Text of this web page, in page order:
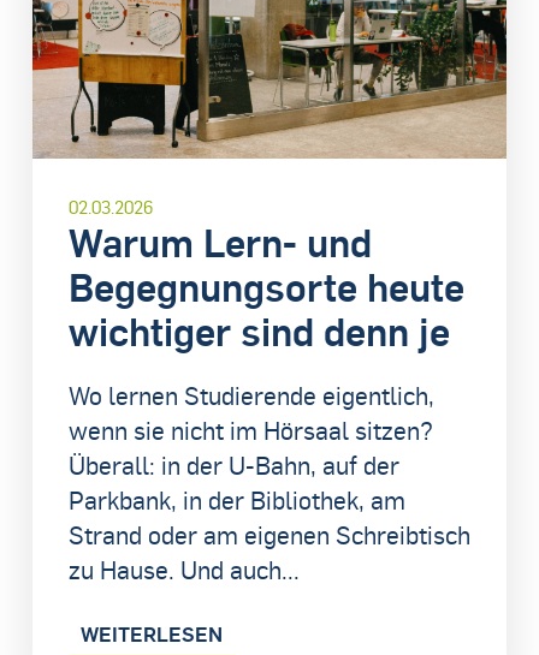
02.03.2026
Warum Lern- und
Begegnungsorte heute
wichtiger sind denn je
Wo lernen Studierende eigentlich,
wenn sie nicht im Hörsaal sitzen?
Überall: in der U-Bahn, auf der
Parkbank, in der Bibliothek, am
Strand oder am eigenen Schreibtisch
zu Hause. Und auch...
WEITERLESEN